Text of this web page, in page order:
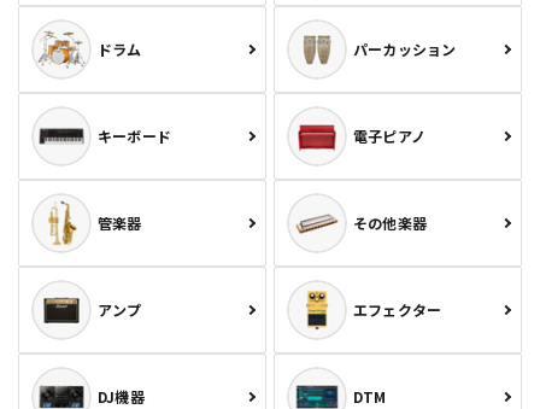
ドラム パーカッション
キーボード 電子ピアノ
管楽器 その他楽器
アンプ エフェクター
DJ機器 DTM